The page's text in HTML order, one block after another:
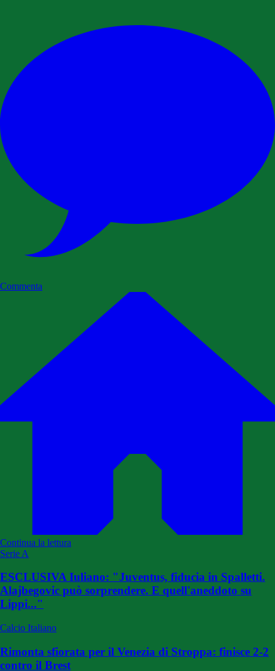
Commenta
Continua la lettura
Serie A
ESCLUSIVA Iuliano: "Juventus, fiducia in Spalletti.
Alajbegovic può sorprendere. E quell'aneddoto su
Lippi..."
Calcio Italiano
Rimonta sfiorata per il Venezia di Stroppa: finisce 2-2
contro il Brest